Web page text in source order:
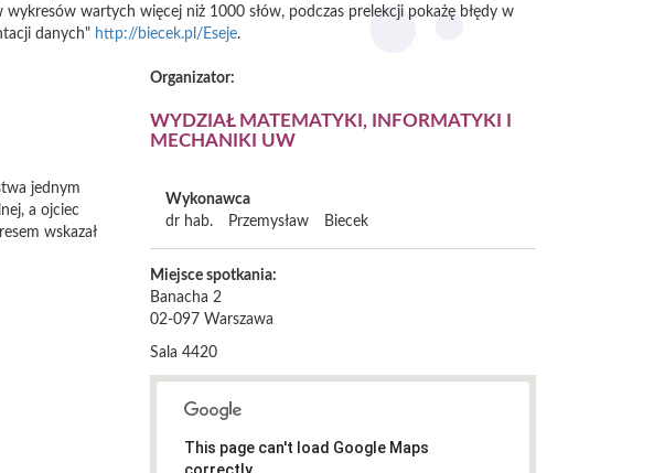
wartych więcej niż 1000 słów, podczas prelekcji pokażę błędy w
danych" http://biecek.pl/Eseje.
jednym
a ojciec
wskazał
Organizator:
WYDZIAŁ MATEMATYKI, INFORMATYKI I
MECHANIKI UW
Wykonawca
dr hab.
Przemysław Biecek
Miejsce spotkania:
Banacha 2
02-097 Warszawa
Sala 4420
This page can't load Google Maps